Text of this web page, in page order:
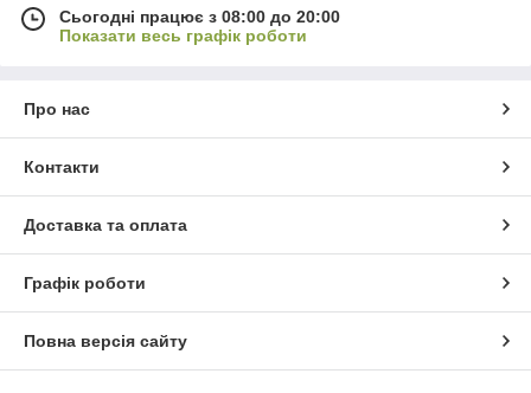
Сьогодні працює з 08:00 до 20:00
Показати весь графік роботи
Про нас
Контакти
Доставка та оплата
Графік роботи
Повна версія сайту